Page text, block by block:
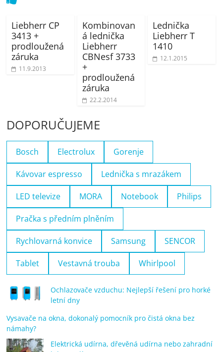
Liebherr CP
3413 +
prodloužená
záruka
11.9.2013
Kombinovan
á lednička
Liebherr
CBNesf 3733
+
prodloužená
záruka
22.2.2014
Lednička
Liebherr T
1410
12.1.2015
DOPORUČUJEME
Bosch Electrolux Gorenje
Kávovar espresso Lednička s mrazákem
LED televize MORA Notebook Philips
Pračka s předním plněním
Rychlovarná konvice Samsung SENCOR
Tablet Vestavná trouba Whirlpool
Ochlazovače vzduchu: Nejlepší řešení pro horké
letní dny
Vysavače na okna, dokonalý pomocník pro čistá okna bez
námahy?
Elektrická udírna, dřevěná udírna nebo zahradní